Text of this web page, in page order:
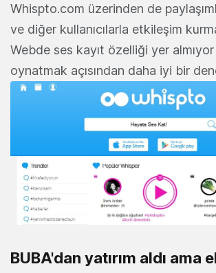
Whispto.com üzerinden de
ve diğer kullanıcılarla etkileşim
Webde ses kayıt özelliği yer
oynatmak açısından daha iyi bir
BUBA'dan yatırım aldı ama